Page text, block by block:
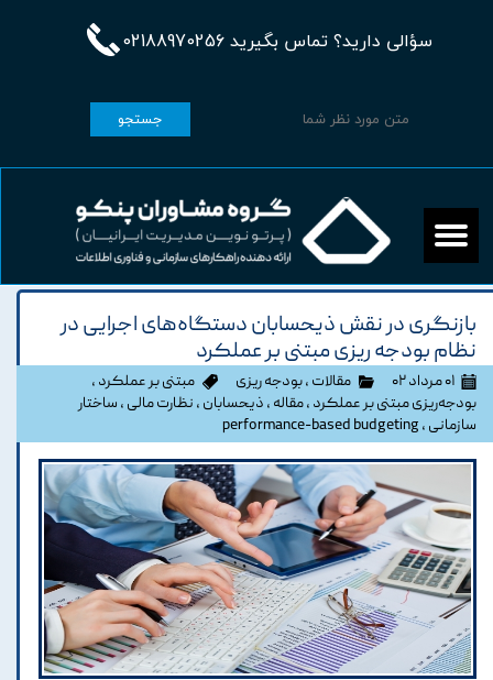
سؤالی دارید؟ تماس بگیرید 02188970256
جستجو
بازنگری در نقش ذیحسابان دستگاه‌های اجرایی در
نظام بودجه ریزی مبتنی بر عملکرد
۰۱ مرداد ۰۲ مقالات ،بودجه ریزی مبتنی بر عملکرد ،
بودجه‌ریزی مبتنی بر عملکرد ،مقاله ، ذیحسابان ، نظارت مالی ، ساختار
سازمانی ، performance-based budgeting